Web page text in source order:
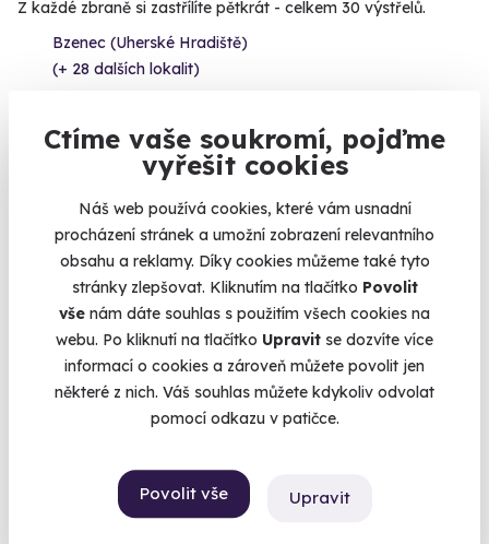
Ctíme vaše soukromí, pojďme
vyřešit cookies
Náš web používá cookies, které vám usnadní
procházení stránek a umožní zobrazení relevantního
obsahu a reklamy. Díky cookies můžeme také tyto
stránky zlepšovat. Kliknutím na tlačítko Povolit
vše nám dáte souhlas s použitím všech cookies na
webu. Po kliknutí na tlačítko Upravit se dozvíte více
informací o cookies a zároveň můžete povolit jen
některé z nich. Váš souhlas můžete kdykoliv odvolat
pomocí odkazu v patičce.
Povolit vše Upravit
Z každé zbraně si zastřílíte pětkrát - celkem 30 výstřelů.
Bzenec (Uherské Hradiště)
(+ 28 dalších lokalit)
1 899 Kč
10.0
Volný termín už 12. 08. 2026
Čeká vás 60 výstřelů!
Bzenec (Uherské Hradiště)